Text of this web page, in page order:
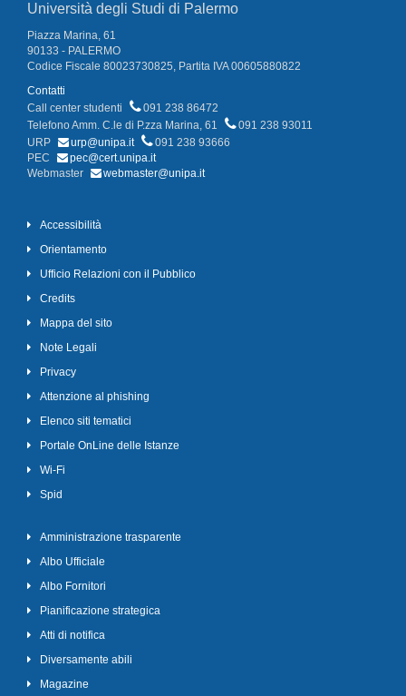
Università degli Studi di Palermo
Piazza Marina, 61
90133 - PALERMO
Codice Fiscale 80023730825, Partita IVA 00605880822
Contatti
Call center studenti
091 238 86472
Telefono Amm. C.le di P.zza Marina, 61
091 238 93011
URP
urp@unipa.it
091 238 93666
PEC
pec@cert.unipa.it
Webmaster
webmaster@unipa.it
Accessibilità
Orientamento
Ufficio Relazioni con il Pubblico
Credits
Mappa del sito
Note Legali
Privacy
Attenzione al phishing
Elenco siti tematici
Portale OnLine delle Istanze
Wi-Fi
Spid
Amministrazione trasparente
Albo Ufficiale
Albo Fornitori
Pianificazione strategica
Atti di notifica
Diversamente abili
Magazine